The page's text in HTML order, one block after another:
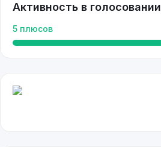
Активность в голосовании
5 плюсов